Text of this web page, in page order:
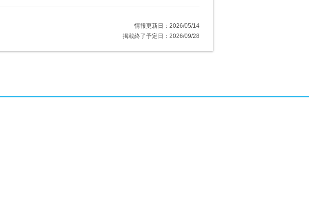
情報更新日：2026/05/14
掲載終了予定日：2026/09/28